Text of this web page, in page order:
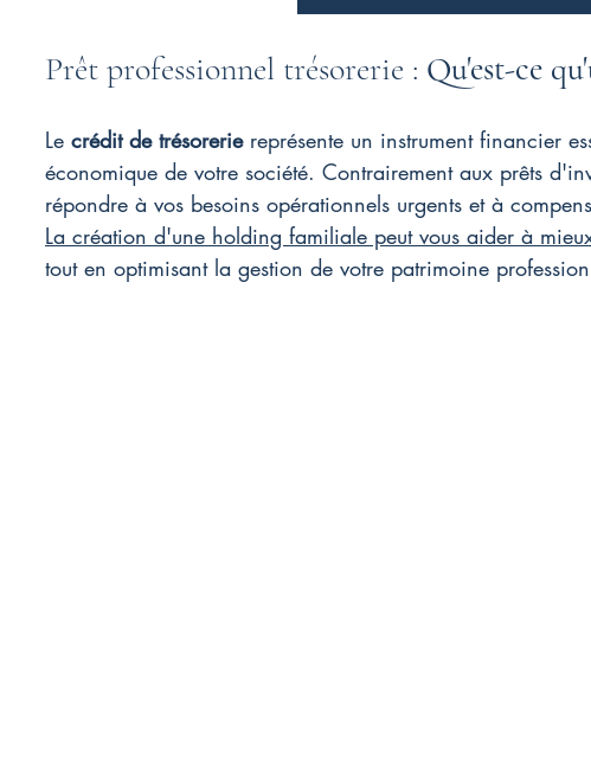
Prêt professionnel trésorerie : Qu'est-ce
Le crédit de trésorerie représente un instrument financier
économique de votre société. Contrairement aux prêts
répondre à vos besoins opérationnels urgents et à
La création d'une holding familiale peut vous aider à
tout en optimisant la gestion de votre patrimoine